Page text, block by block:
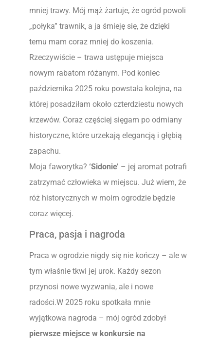
mniej trawy. Mój mąż żartuje, że ogród powoli
„połyka” trawnik, a ja śmieję się, że dzięki
temu mam coraz mniej do koszenia.
Rzeczywiście – trawa ustępuje miejsca
nowym rabatom różanym. Pod koniec
października 2025 roku powstała kolejna, na
której posadziłam około czterdziestu nowych
krzewów. Coraz częściej sięgam po odmiany
historyczne, które urzekają elegancją i głębią
zapachu.
Moja faworytka? ‘Sidonie’ – jej aromat potrafi
zatrzymać człowieka w miejscu. Już wiem, że
róż historycznych w moim ogrodzie będzie
coraz więcej.
Praca, pasja i nagroda
Praca w ogrodzie nigdy się nie kończy – ale w
tym właśnie tkwi jej urok. Każdy sezon
przynosi nowe wyzwania, ale i nowe
radości.W 2025 roku spotkała mnie
wyjątkowa nagroda – mój ogród zdobył
pierwsze miejsce w konkursie na